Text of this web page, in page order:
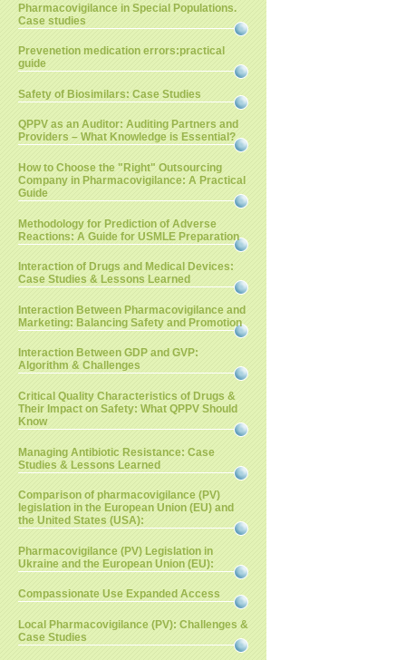
Pharmacovigilance in Special Populations.
Case studies
Prevenetion medication errors:practical
guide
Safety of Biosimilars: Case Studies
QPPV as an Auditor: Auditing Partners and
Providers – What Knowledge is Essential?
How to Choose the "Right" Outsourcing
Company in Pharmacovigilance: A Practical
Guide
Methodology for Prediction of Adverse
Reactions: A Guide for USMLE Preparation
Interaction of Drugs and Medical Devices:
Case Studies & Lessons Learned
Interaction Between Pharmacovigilance and
Marketing: Balancing Safety and Promotion
Interaction Between GDP and GVP:
Algorithm & Challenges
Critical Quality Characteristics of Drugs &
Their Impact on Safety: What QPPV Should
Know
Managing Antibiotic Resistance: Case
Studies & Lessons Learned
Comparison of pharmacovigilance (PV)
legislation in the European Union (EU) and
the United States (USA):
Pharmacovigilance (PV) Legislation in
Ukraine and the European Union (EU):
Compassionate Use Expanded Access
Local Pharmacovigilance (PV): Challenges &
Case Studies